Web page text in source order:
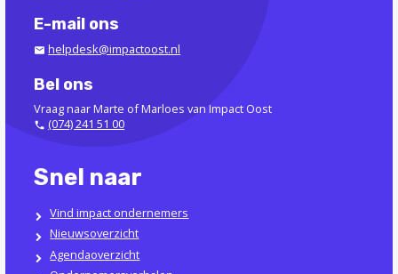
E-mail ons
helpdesk@impactoost.nl
Bel ons
Vraag naar Marte of Marloes van Impact Oost
(074) 241 51 00
Snel naar
Vind impact ondernemers
Nieuwsoverzicht
Agendaoverzicht